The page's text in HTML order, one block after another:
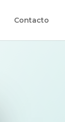
Contacto